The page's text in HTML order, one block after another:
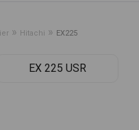
» Hitachi » EX225
EX 225 USR